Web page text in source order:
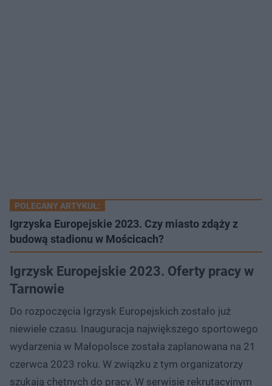
POLECANY ARTYKUŁ:
Igrzyska Europejskie 2023. Czy miasto zdąży z
budową stadionu w Mościcach?
Igrzysk Europejskie 2023. Oferty pracy w
Tarnowie
Do rozpoczęcia Igrzysk Europejskich zostało już
niewiele czasu. Inauguracja największego sportowego
wydarzenia w Małopolsce została zaplanowana na 21
czerwca 2023 roku. W związku z tym organizatorzy
szukają chętnych do pracy. W serwisie rekrutacyjnym